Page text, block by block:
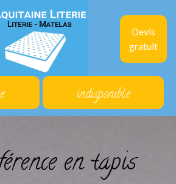
Devis
gratuit
indisponible
en tapis